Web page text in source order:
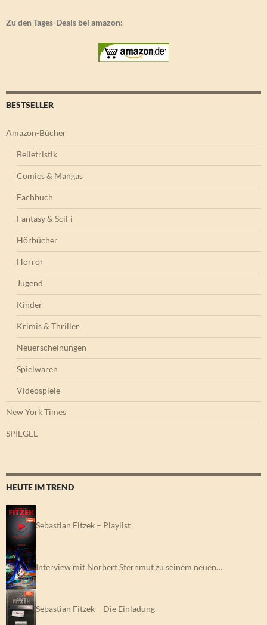
Zu den Tages-Deals bei amazon:
BESTSELLER
Amazon-Bücher
Belletristik
Comics & Mangas
Fachbuch
Fantasy & SciFi
Hörbücher
Horror
Jugend
Kinder
Krimis & Thriller
Neuerscheinungen
Spielwaren
Videospiele
New York Times
SPIEGEL
HEUTE IM TREND
Sebastian Fitzek – Playlist
Interview mit Norbert Sternmut zu seinem neuen…
Sebastian Fitzek – Die Einladung